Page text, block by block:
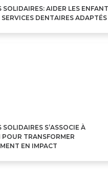
SOLIDAIRES: AIDER LES
SERVICES DENTAIRES ADAPTÉS
SOLIDAIRES S’ASSOCIE À
POUR TRANSFORMER
EN IMPACT